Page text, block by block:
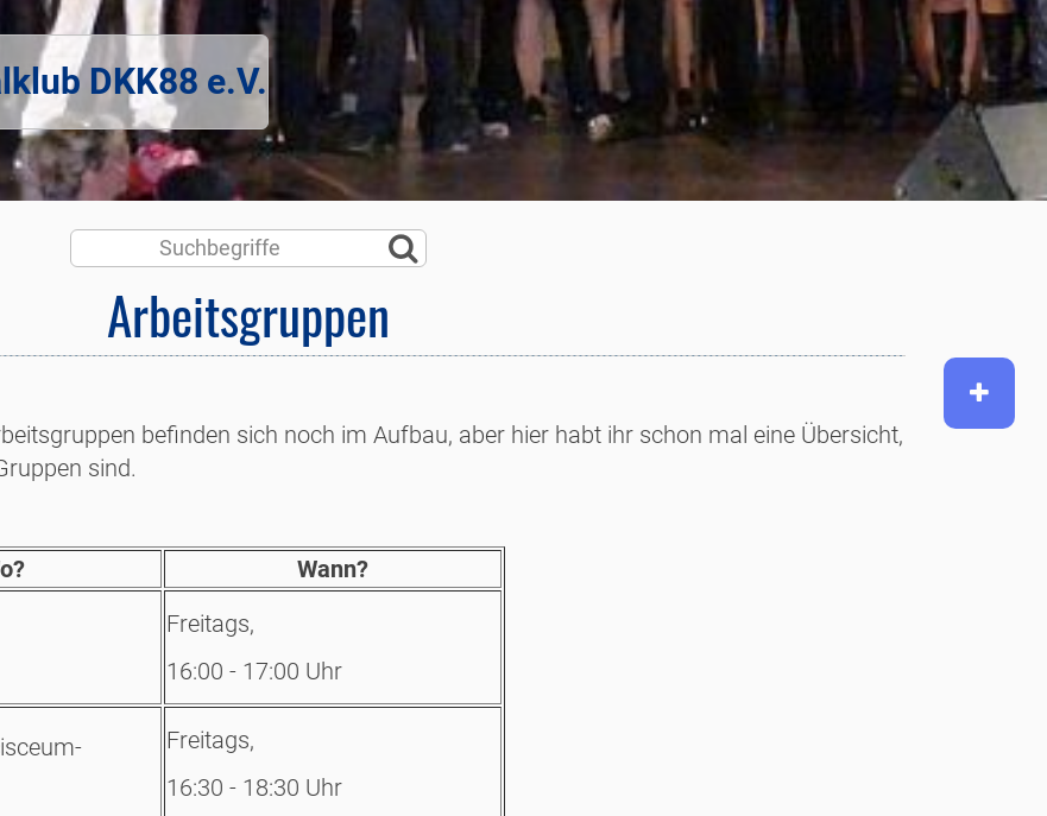
DKK88 e.V.
Arbeitsgruppen
befinden sich noch im Aufbau, aber hier habt ihr schon mal eine Übersicht,
sind.
Wann?
Freitags,
16:00 - 17:00 Uhr
Freitags,
16:30 - 18:30 Uhr